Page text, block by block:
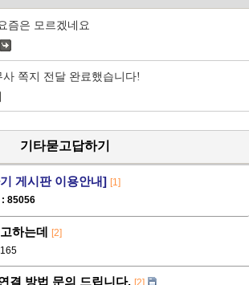
즘은 모르겠네요
쪽지 전달 완료했습니다!
기타묻고답하기
게시판 이용안내] [1]
: 85056
하는데 [2]
결 방법 문의 드립니다.